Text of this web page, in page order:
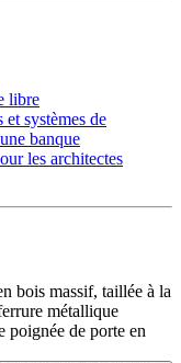
libre
systèmes de
banque
les architectes